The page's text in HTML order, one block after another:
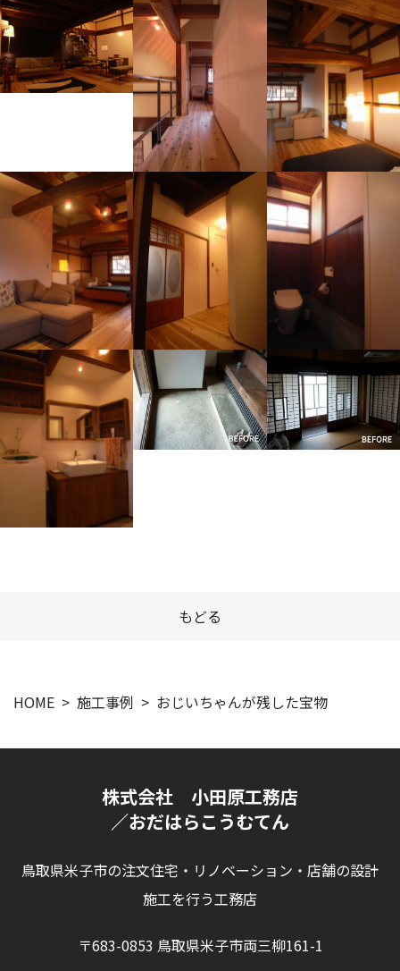
もどる
HOME 施工事例 おじいちゃんが残した宝物
株式会社 小田原工務店
／おだはらこうむてん
鳥取県米子市の注文住宅・リノベーション・店舗の設計
施工を行う工務店
〒683-0853 鳥取県米子市両三柳161-1